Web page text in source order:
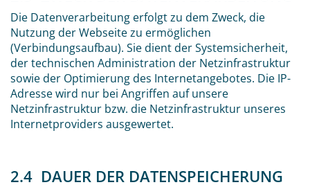
Die Datenverarbeitung erfolgt zu dem Zweck, die
Nutzung der Webseite zu ermöglichen
(Verbindungsaufbau). Sie dient der Systemsicherheit,
der technischen Administration der Netzinfrastruktur
sowie der Optimierung des Internetangebotes. Die IP-
Adresse wird nur bei Angriffen auf unsere
Netzinfrastruktur bzw. die Netzinfrastruktur unseres
Internetproviders ausgewertet.
2.4 DAUER DER DATENSPEICHERUNG